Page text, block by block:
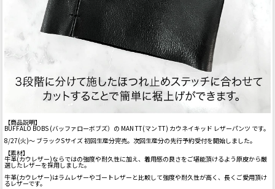
【商品説明】
BUFFALO BOBS (バッファローボブズ）の MAN TT(マン TT) カウネイキッド レザーパンツ です。
8/27(火)～ ブラックSサイズ 初回生産分完売。次回生産分の先行予約受付を開始しました。
【素材】
牛革(カウレザー)ならではの強度や耐久性に加え、着用感の良さをご堪能頂けるよう原皮から厳
選したレザーを採用しました。
牛革(カウレザー)はラムレザーやゴートレザーと比較して強度や耐久性が高く、長くご愛用頂け
るレザーです。